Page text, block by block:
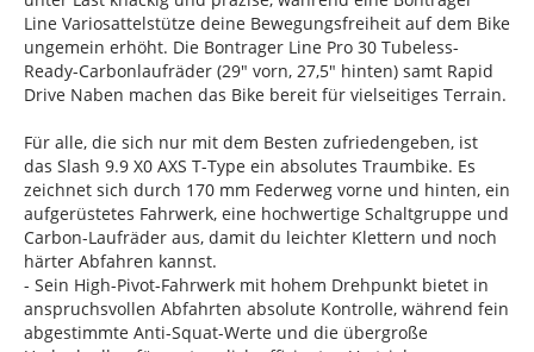
Line Variosattelstütze deine Bewegungsfreiheit auf dem Bike
ungemein erhöht. Die Bontrager Line Pro 30 Tubeless-
Ready-Carbonlaufräder (29" vorn, 27,5" hinten) samt Rapid
Drive Naben machen das Bike bereit für vielseitiges Terrain.
Für alle, die sich nur mit dem Besten zufriedengeben, ist
das Slash 9.9 X0 AXS T-Type ein absolutes Traumbike. Es
zeichnet sich durch 170 mm Federweg vorne und hinten, ein
aufgerüstetes Fahrwerk, eine hochwertige Schaltgruppe und
Carbon-Laufräder aus, damit du leichter Klettern und noch
härter Abfahren kannst.
- Sein High-Pivot-Fahrwerk mit hohem Drehpunkt bietet in
anspruchsvollen Abfahrten absolute Kontrolle, während fein
abgestimmte Anti-Squat-Werte und die übergroße